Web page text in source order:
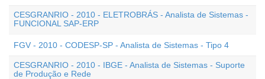
CESGRANRIO - 2010 - ELETROBRÁS - Analista de Sistemas -
FUNCIONAL SAP-ERP
FGV - 2010 - CODESP-SP - Analista de Sistemas - Tipo 4
CESGRANRIO - 2010 - IBGE - Analista de Sistemas - Suporte
de Produção e Rede